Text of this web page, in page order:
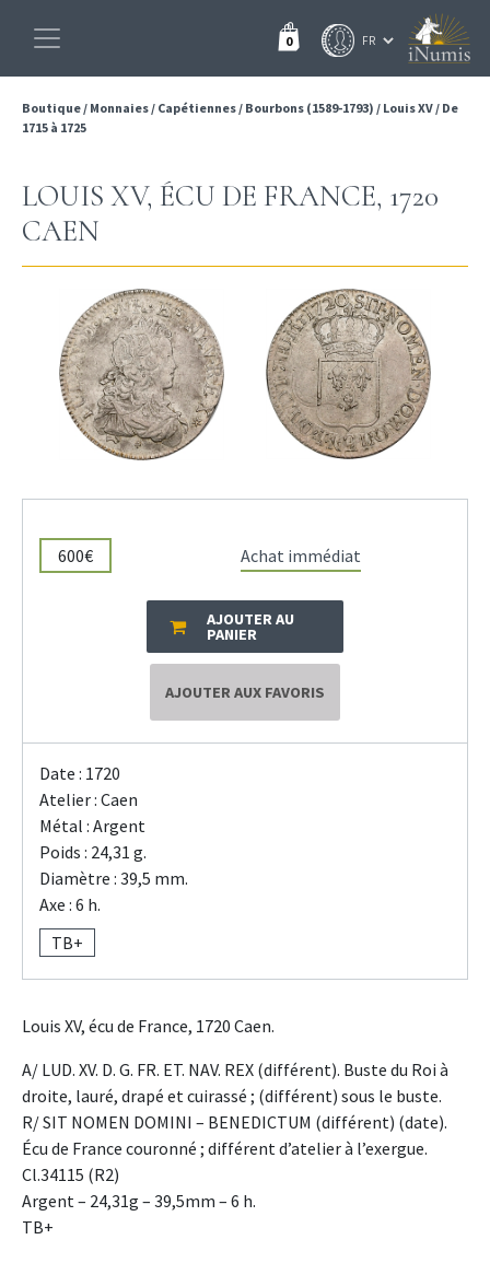
0
Boutique/ Monnaies/ Capétiennes/ Bourbons (1589-1793) / Louis XV/ De
1715 à 1725
LOUIS XV, ÉCU DE FRANCE, 1720
CAEN
600€ Achat immédiat
AJOUTER AU
PANIER
AJOUTER AUX FAVORIS
Date : 1720
Atelier : Caen
Métal : Argent
Poids : 24,31 g.
Diamètre : 39,5 mm.
Axe : 6 h.
TB+
Louis XV, écu de France, 1720 Caen.
A/ LUD. XV. D. G. FR. ET. NAV. REX (différent). Buste du Roi à
droite, lauré, drapé et cuirassé ; (différent) sous le buste.
R/ SIT NOMEN DOMINI – BENEDICTUM (différent) (date).
Écu de France couronné ; différent d’atelier à l’exergue.
Cl.34115 (R2)
Argent – 24,31g – 39,5mm – 6 h.
TB+